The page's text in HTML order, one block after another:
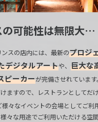
の可能性は無限大…
スの店内には、最新のプロジ
デジタルアートや、巨大な
ピーカーが完備させれていま
ますので、レストランとしてだ
様々なイベントの会場としてご利
々な用途でご利用いただける空